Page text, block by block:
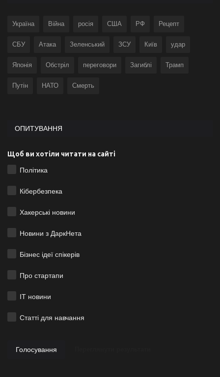
Україна Війна росія США РФ Рецепт
СБУ Атака Зеленський ЗСУ Київ удар
Японія Обстріл переговори Загиблі Трамп
Путін НАТО Смерть
ОПИТУВАННЯ
Щоб ви хотіли читати на сайті
Політика
Кібербезпека
Хакерські новини
Новини з ДаркНета
Бізнес ідеї спікерів
Про стартапи
ІТ новини
Статті для навчання
Голосування